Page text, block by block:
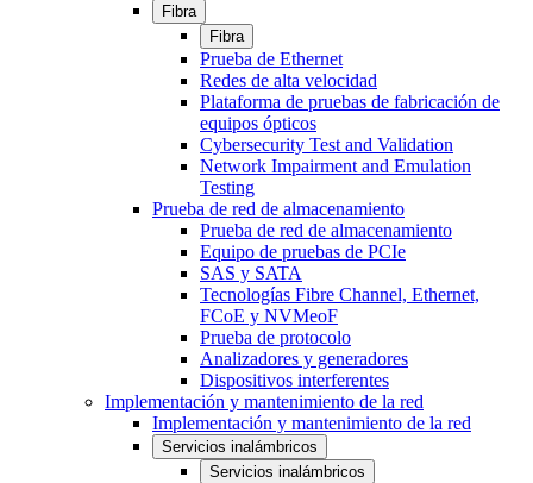
Fibra
Fibra
Prueba de Ethernet
Redes de alta velocidad
Plataforma de pruebas de fabricación de
equipos ópticos
Cybersecurity Test and Validation
Network Impairment and Emulation
Testing
Prueba de red de almacenamiento
Prueba de red de almacenamiento
Equipo de pruebas de PCIe
SAS y SATA
Tecnologías Fibre Channel, Ethernet,
FCoE y NVMeoF
Prueba de protocolo
Analizadores y generadores
Dispositivos interferentes
Implementación y mantenimiento de la red
Implementación y mantenimiento de la red
Servicios inalámbricos
Servicios inalámbricos